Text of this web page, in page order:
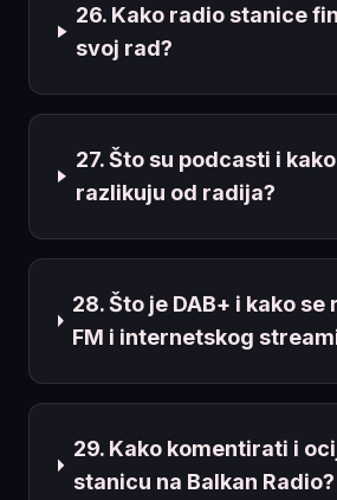
26. Kako radio stanice
svoj rad?
27. Što su podcasti i
razlikuju od radija?
28. Što je DAB+ i kako se
FM i internetskog
29. Kako komentirati i
stanicu na Balkan Radio?